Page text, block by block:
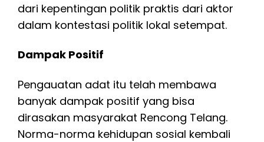
dari kepentingan politik praktis dari aktor
dalam kontestasi politik lokal setempat.
Dampak Positif
Pengauatan adat itu telah membawa
banyak dampak positif yang bisa
dirasakan masyarakat Rencong Telang.
Norma-norma kehidupan sosial kembali